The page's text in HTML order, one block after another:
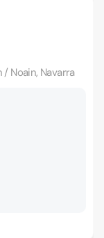
/ Noain, Navarra